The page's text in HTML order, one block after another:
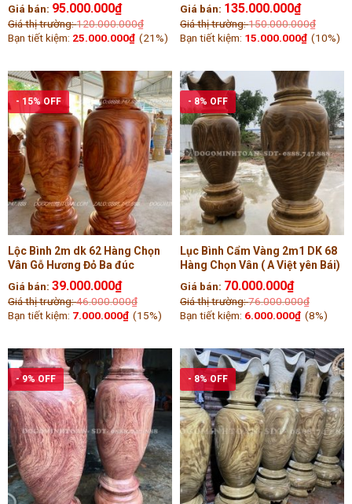
Giá bán: 95.000.000₫
Giá thị trường:120.000.000₫
Bạn tiết kiệm: 25.000.000₫ (21%)
Giá bán: 135.000.000₫
Giá thị trường:150.000.000₫
Bạn tiết kiệm: 15.000.000₫ (10%)
- 15% OFF
Lộc Bình 2m dk 62 Hàng Chọn
Vân Gỗ Hương Đỏ Ba đúc
Giá bán: 39.000.000₫
Giá thị trường:46.000.000₫
Bạn tiết kiệm: 7.000.000₫ (15%)
- 8% OFF
Lục Bình Cẩm Vàng 2m1 DK 68
Hàng Chọn Vân ( A Việt yên Bái)
Giá bán: 70.000.000₫
Giá thị trường:76.000.000₫
Bạn tiết kiệm: 6.000.000₫ (8%)
- 9% OFF - 8% OFF